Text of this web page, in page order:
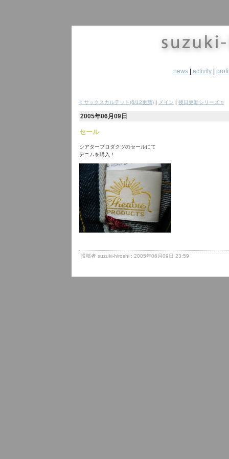
news| activity|
« サックスカルテット(6/12更新) | メイン | 後日更新シリーズ »
2005年06月09日
セール
シアタープロダクツのセールにて
デニムを購入！
投稿者 suzuki-hiroshi : 2005年06月09日 23:59